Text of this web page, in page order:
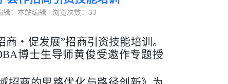
：本站编辑 浏览次数： 33
・促发展”招商引资技能培训。
博士生导师黄俊受邀作专题授